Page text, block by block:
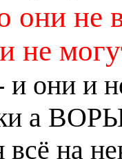
они не
не
и они и
а
всё на